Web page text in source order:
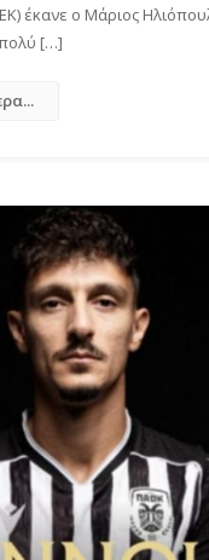
έκανε ο Μάριος
πολύ […]